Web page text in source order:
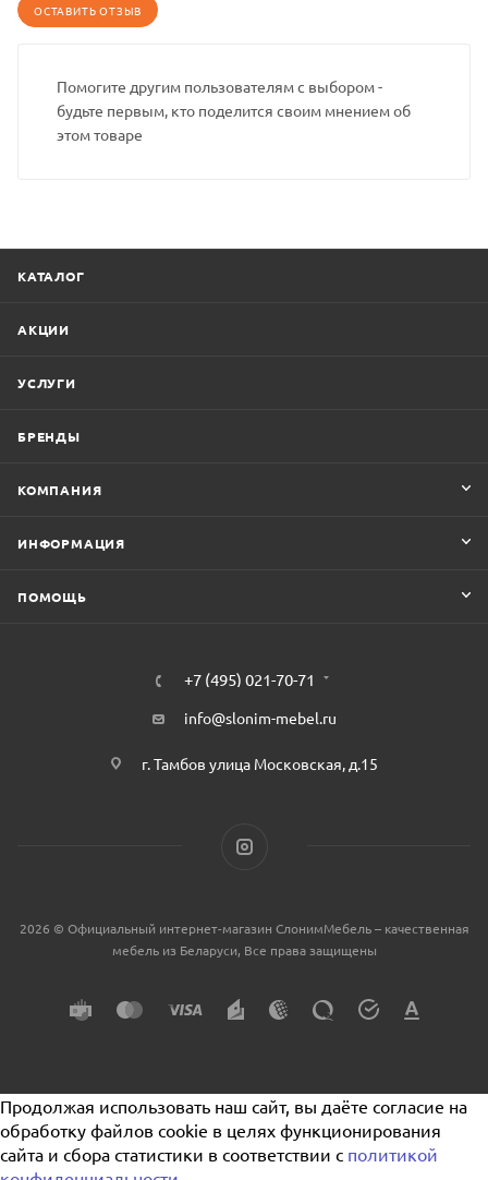
ОСТАВИТЬ ОТЗЫВ
Помогите другим пользователям с выбором -
будьте первым, кто поделится своим мнением об
этом товаре
КАТАЛОГ
АКЦИИ
УСЛУГИ
БРЕНДЫ
КОМПАНИЯ
ИНФОРМАЦИЯ
ПОМОЩЬ
+7 (495) 021-70-71
info@slonim-mebel.ru
г. Тамбов улица Московская, д.15
2026 © Официальный интернет-магазин СлонимМебель – качественная
мебель из Беларуси, Все права защищены
Продолжая использовать наш сайт, вы даёте согласие на
обработку файлов cookie в целях функционирования
сайта и сбора статистики в соответствии с политикой